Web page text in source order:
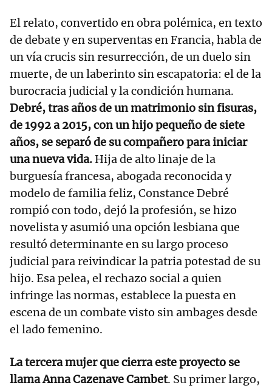
El relato, convertido en obra polémica, en texto
de debate y en superventas en Francia, habla de
un vía crucis sin resurrección, de un duelo sin
muerte, de un laberinto sin escapatoria: el de la
burocracia judicial y la condición humana.
Debré, tras años de un matrimonio sin fisuras,
de 1992 a 2015, con un hijo pequeño de siete
años, se separó de su compañero para iniciar
una nueva vida. Hija de alto linaje de la
burguesía francesa, abogada reconocida y
modelo de familia feliz, Constance Debré
rompió con todo, dejó la profesión, se hizo
novelista y asumió una opción lesbiana que
resultó determinante en su largo proceso
judicial para reivindicar la patria potestad de su
hijo. Esa pelea, el rechazo social a quien
infringe las normas, establece la puesta en
escena de un combate visto sin ambages desde
el lado femenino.
La tercera mujer que cierra este proyecto se
llama Anna Cazenave Cambet. Su primer largo,